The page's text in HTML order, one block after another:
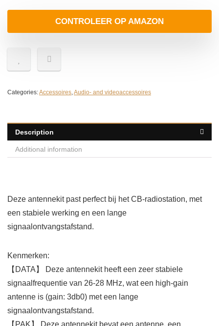
CONTROLEER OP AMAZON
Categories:Accessoires,Audio- and videoaccessoires
Description
Additional information
Deze antennekit past perfect bij het CB-radiostation, met
een stabiele werking en een lange
signaalontvangstafstand.
Kenmerken:
【DATA】 Deze antennekit heeft een zeer stabiele
signaalfrequentie van 26-28 MHz, wat een high-gain
antenne is (gain: 3db0) met een lange
signaalontvangstafstand.